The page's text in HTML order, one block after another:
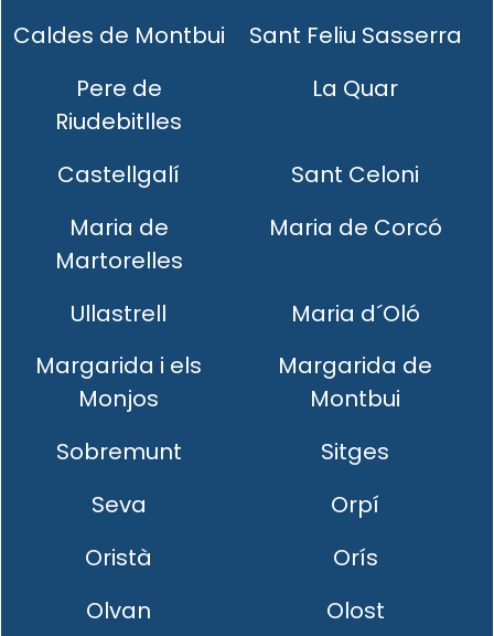
Caldes de Montbui
Sant Feliu Sasserra
Pere de
Riudebitlles
La Quar
Castellgalí
Sant Celoni
Maria de
Martorelles
Maria de Corcó
Ullastrell
Maria d´Oló
Margarida i els
Monjos
Margarida de
Montbui
Sobremunt
Sitges
Seva
Orpí
Oristà
Orís
Olvan
Olost